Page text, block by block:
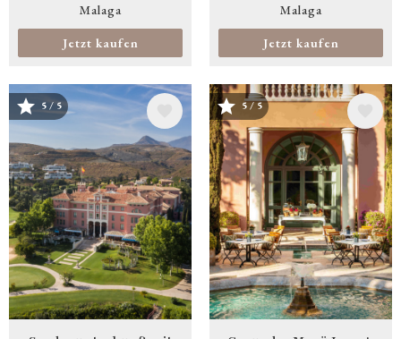
Malaga
Jetzt kaufen
Malaga
Jetzt kaufen
Bild5 / 5 Bild5 / 5